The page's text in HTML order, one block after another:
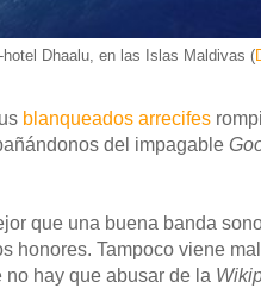
hotel Dhaalu, en las Islas Maldivas (
blanqueados arrecifes
del impagable
que una buena banda
honores. Tampoco viene
hay que abusar de la